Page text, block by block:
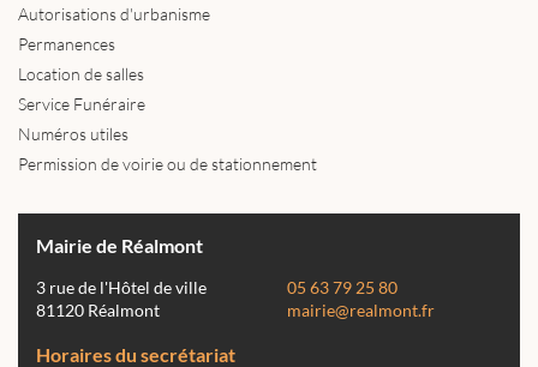
Autorisations d'urbanisme
Permanences
Location de salles
Service Funéraire
Numéros utiles
Permission de voirie ou de stationnement
Mairie de Réalmont
3 rue de l'Hôtel de ville
81120 Réalmont
05 63 79 25 80
mairie@realmont.fr
Horaires du secrétariat